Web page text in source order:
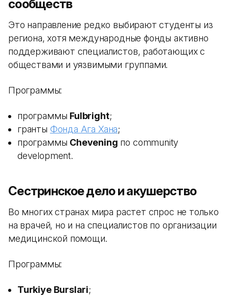
сообществ
Это направление редко выбирают студенты из
региона, хотя международные фонды активно
поддерживают специалистов, работающих с
обществами и уязвимыми группами.
Программы:
программы Fulbright;
гранты Фонда Ага Хана;
программы Chevening по community
development.
Сестринское дело и акушерство
Во многих странах мира растет спрос не только
на врачей, но и на специалистов по организации
медицинской помощи.
Программы:
Turkiye Burslari;